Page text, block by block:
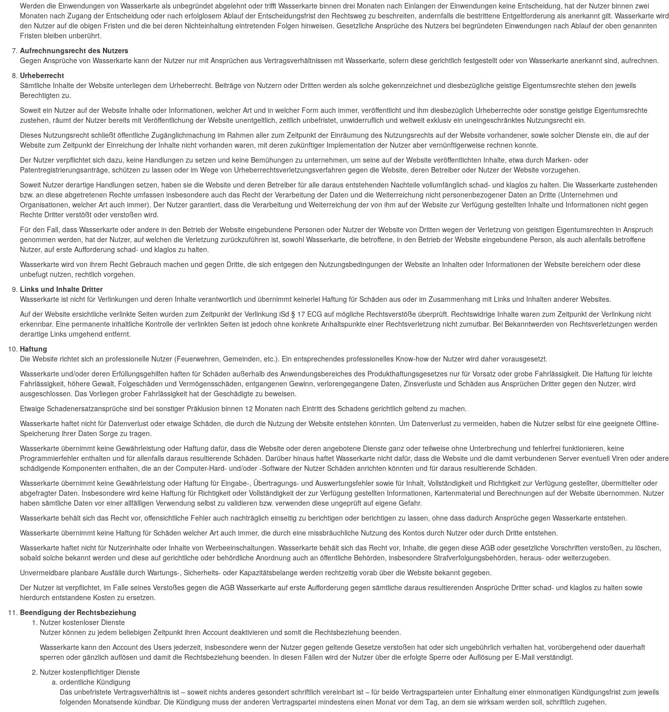
Werden die Einwendungen von Wasserkarte als unbegründet abgelehnt oder trifft Wasserkarte binnen drei Monaten nach Einlangen der Einwendungen keine Entscheidung, hat der Nutzer binnen zwei
Monaten nach Zugang der Entscheidung oder nach erfolglosem Ablauf der Entscheidungsfrist den Rechtsweg zu beschreiten, andernfalls die bestrittene Entgeltforderung als anerkannt gilt. Wasserkarte wird
den Nutzer auf die obigen Fristen und die bei deren Nichteinhaltung eintretenden Folgen hinweisen. Gesetzliche Ansprüche des Nutzers bei begründeten Einwendungen nach Ablauf der oben genannten
Fristen bleiben unberührt.
Aufrechnungsrecht des Nutzers
Gegen Ansprüche von Wasserkarte kann der Nutzer nur mit Ansprüchen aus Vertragsverhältnissen mit Wasserkarte, sofern diese gerichtlich festgestellt oder von Wasserkarte anerkannt sind, aufrechnen.
Urheberrecht
Sämtliche Inhalte der Website unterliegen dem Urheberrecht. Beiträge von Nutzern oder Dritten werden als solche gekennzeichnet und diesbezügliche geistige Eigentumsrechte stehen den jeweils
Berechtigten zu.
Soweit ein Nutzer auf der Website Inhalte oder Informationen, welcher Art und in welcher Form auch immer, veröffentlicht und ihm diesbezüglich Urheberrechte oder sonstige geistige Eigentumsrechte
zustehen, räumt der Nutzer bereits mit Veröffentlichung der Website unentgeltlich, zeitlich unbefristet, unwiderruflich und weltweit exklusiv ein uneingeschränktes Nutzungsrecht ein.
Dieses Nutzungsrecht schließt öffentliche Zugänglichmachung im Rahmen aller zum Zeitpunkt der Einräumung des Nutzungsrechts auf der Website vorhandener, sowie solcher Dienste ein, die auf der
Website zum Zeitpunkt der Einreichung der Inhalte nicht vorhanden waren, mit deren zukünftiger Implementation der Nutzer aber vernünftigerweise rechnen konnte.
Der Nutzer verpflichtet sich dazu, keine Handlungen zu setzen und keine Bemühungen zu unternehmen, um seine auf der Website veröffentlichten Inhalte, etwa durch Marken- oder
Patentregistrierungsanträge, schützen zu lassen oder im Wege von Urheberrechtsverletzungsverfahren gegen die Website, deren Betreiber oder Nutzer der Website vorzugehen.
Soweit Nutzer derartige Handlungen setzen, haben sie die Website und deren Betreiber für alle daraus entstehenden Nachteile vollumfänglich schad- und klaglos zu halten. Die Wasserkarte zustehenden
bzw. an diese abgetretenen Rechte umfassen insbesondere auch das Recht der Verarbeitung der Daten und die Weiterreichung nicht personenbezogener Daten an Dritte (Unternehmen und
Organisationen, welcher Art auch immer). Der Nutzer garantiert, dass die Verarbeitung und Weiterreichung der von ihm auf der Website zur Verfügung gestellten Inhalte und Informationen nicht gegen
Rechte Dritter verstößt oder verstoßen wird.
Für den Fall, dass Wasserkarte oder andere in den Betrieb der Website eingebundene Personen oder Nutzer der Website von Dritten wegen der Verletzung von geistigen Eigentumsrechten in Anspruch
genommen werden, hat der Nutzer, auf welchen die Verletzung zurückzuführen ist, sowohl Wasserkarte, die betroffene, in den Betrieb der Website eingebundene Person, als auch allenfalls betroffene
Nutzer, auf erste Aufforderung schad- und klaglos zu halten.
Wasserkarte wird von ihrem Recht Gebrauch machen und gegen Dritte, die sich entgegen den Nutzungsbedingungen der Website an Inhalten oder Informationen der Website bereichern oder diese
unbefugt nutzen, rechtlich vorgehen.
Links und Inhalte Dritter
Wasserkarte ist nicht für Verlinkungen und deren Inhalte verantwortlich und übernimmt keinerlei Haftung für Schäden aus oder im Zusammenhang mit Links und Inhalten anderer Websites.
Auf der Website ersichtliche verlinkte Seiten wurden zum Zeitpunkt der Verlinkung iSd § 17 ECG auf mögliche Rechtsverstöße überprüft. Rechtswidrige Inhalte waren zum Zeitpunkt der Verlinkung nicht
erkennbar. Eine permanente inhaltliche Kontrolle der verlinkten Seiten ist jedoch ohne konkrete Anhaltspunkte einer Rechtsverletzung nicht zumutbar. Bei Bekanntwerden von Rechtsverletzungen werden
derartige Links umgehend entfernt.
Haftung
Die Website richtet sich an professionelle Nutzer (Feuerwehren, Gemeinden, etc.). Ein entsprechendes professionelles Know-how der Nutzer wird daher vorausgesetzt.
Wasserkarte und/oder deren Erfüllungsgehilfen haften für Schäden außerhalb des Anwendungsbereiches des Produkthaftungsgesetzes nur für Vorsatz oder grobe Fahrlässigkeit. Die Haftung für leichte
Fahrlässigkeit, höhere Gewalt, Folgeschäden und Vermögensschäden, entgangenen Gewinn, verlorengegangene Daten, Zinsverluste und Schäden aus Ansprüchen Dritter gegen den Nutzer, wird
ausgeschlossen. Das Vorliegen grober Fahrlässigkeit hat der Geschädigte zu beweisen.
Etwaige Schadenersatzansprüche sind bei sonstiger Präklusion binnen 12 Monaten nach Eintritt des Schadens gerichtlich geltend zu machen.
Wasserkarte haftet nicht für Datenverlust oder etwaige Schäden, die durch die Nutzung der Website entstehen könnten. Um Datenverlust zu vermeiden, haben die Nutzer selbst für eine geeignete Offline-
Speicherung ihrer Daten Sorge zu tragen.
Wasserkarte übernimmt keine Gewährleistung oder Haftung dafür, dass die Website oder deren angebotene Dienste ganz oder teilweise ohne Unterbrechung und fehlerfrei funktionieren, keine
Programmierfehler enthalten und für allenfalls daraus resultierende Schäden. Darüber hinaus haftet Wasserkarte nicht dafür, dass die Website und die damit verbundenen Server eventuell Viren oder andere
schädigende Komponenten enthalten, die an der Computer-Hard- und/oder -Software der Nutzer Schäden anrichten könnten und für daraus resultierende Schäden.
Wasserkarte übernimmt keine Gewährleistung oder Haftung für Eingabe-, Übertragungs- und Auswertungsfehler sowie für Inhalt, Vollständigkeit und Richtigkeit zur Verfügung gestellter, übermittelter oder
abgefragter Daten. Insbesondere wird keine Haftung für Richtigkeit oder Vollständigkeit der zur Verfügung gestellten Informationen, Kartenmaterial und Berechnungen auf der Website übernommen. Nutzer
haben sämtliche Daten vor einer allfälligen Verwendung selbst zu validieren bzw. verwenden diese ungeprüft auf eigene Gefahr.
Wasserkarte behält sich das Recht vor, offensichtliche Fehler auch nachträglich einseitig zu berichtigen oder berichtigen zu lassen, ohne dass dadurch Ansprüche gegen Wasserkarte entstehen.
Wasserkarte übernimmt keine Haftung für Schäden welcher Art auch immer, die durch eine missbräuchliche Nutzung des Kontos durch Nutzer oder durch Dritte entstehen.
Wasserkarte haftet nicht für Nutzerinhalte oder Inhalte von Werbeeinschaltungen. Wasserkarte behält sich das Recht vor, Inhalte, die gegen diese AGB oder gesetzliche Vorschriften verstoßen, zu löschen,
sobald solche bekannt werden und diese auf gerichtliche oder behördliche Anordnung auch an öffentliche Behörden, insbesondere Strafverfolgungsbehörden, heraus- oder weiterzugeben.
Unvermeidbare planbare Ausfälle durch Wartungs-, Sicherheits- oder Kapazitätsbelange werden rechtzeitig vorab über die Website bekannt gegeben.
Der Nutzer ist verpflichtet, im Falle seines Verstoßes gegen die AGB Wasserkarte auf erste Aufforderung gegen sämtliche daraus resultierenden Ansprüche Dritter schad- und klaglos zu halten sowie
hierdurch entstandene Kosten zu ersetzen.
Beendigung der Rechtsbeziehung
Nutzer kostenloser Dienste
Nutzer können zu jedem beliebigen Zeitpunkt ihren Account deaktivieren und somit die Rechtsbeziehung beenden.
Wasserkarte kann den Account des Users jederzeit, insbesondere wenn der Nutzer gegen geltende Gesetze verstoßen hat oder sich ungebührlich verhalten hat, vorübergehend oder dauerhaft
sperren oder gänzlich auflösen und damit die Rechtsbeziehung beenden. In diesen Fällen wird der Nutzer über die erfolgte Sperre oder Auflösung per E-Mail verständigt.
Nutzer kostenpflichtiger Dienste
ordentliche Kündigung
Das unbefristete Vertragsverhältnis ist – soweit nichts anderes gesondert schriftlich vereinbart ist – für beide Vertragsparteien unter Einhaltung einer einmonatigen Kündigungsfrist zum jeweils
folgenden Monatsende kündbar. Die Kündigung muss der anderen Vertragspartei mindestens einen Monat vor dem Tag, an dem sie wirksam werden soll, schriftlich zugehen.